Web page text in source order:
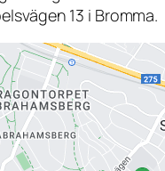
13 i Bromma.